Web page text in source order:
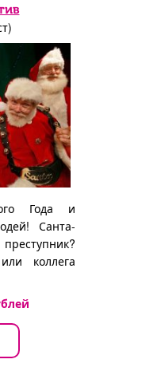
Года и
Санта-
коллега